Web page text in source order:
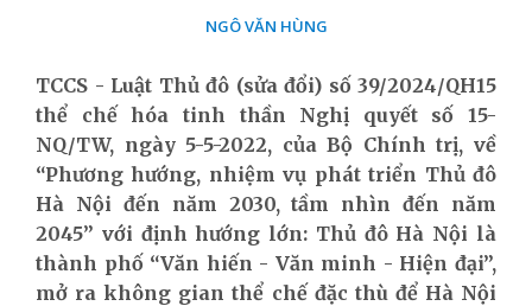
NGÔ VĂN HÙNG
TCCS - Luật Thủ đô (sửa đổi) số 39/2024/QH15
thể chế hóa tinh thần Nghị quyết số 15-
NQ/TW, ngày 5-5-2022, của Bộ Chính trị, về
“Phương hướng, nhiệm vụ phát triển Thủ đô
Hà Nội đến năm 2030, tầm nhìn đến năm
2045” với định hướng lớn: Thủ đô Hà Nội là
thành phố “Văn hiến - Văn minh - Hiện đại”,
mở ra không gian thể chế đặc thù để Hà Nội